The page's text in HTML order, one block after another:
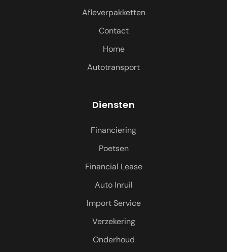
Afleverpakketten
Contact
Home
Autotransport
Diensten
Financiering
Poetsen
Financial Lease
Auto Inruil
Import Service
Verzekering
Onderhoud